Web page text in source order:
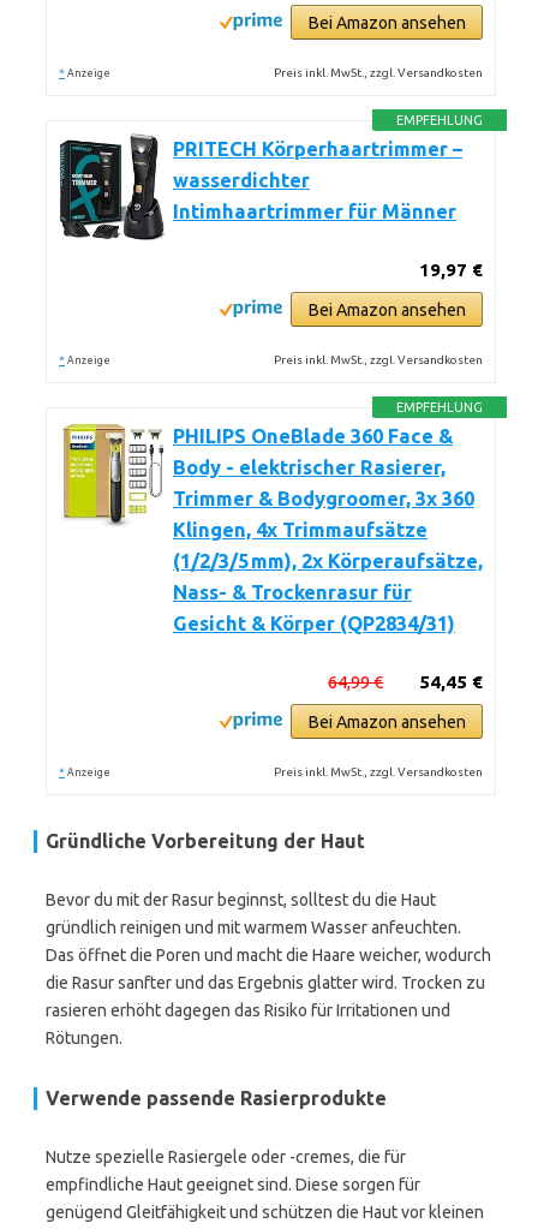
Bei Amazon ansehen
* Anzeige Preis inkl. MwSt., zzgl. Versandkosten
EMPFEHLUNG
PRITECH Körperhaartrimmer –
wasserdichter
Intimhaartrimmer für Männer
19,97 €
Bei Amazon ansehen
* Anzeige Preis inkl. MwSt., zzgl. Versandkosten
EMPFEHLUNG
PHILIPS OneBlade 360 Face &
Body - elektrischer Rasierer,
Trimmer & Bodygroomer, 3x 360
Klingen, 4x Trimmaufsätze
(1/2/3/5 mm), 2x Körperaufsätze,
Nass- & Trockenrasur für
Gesicht & Körper (QP2834/31)
54,45 €
64,99 €
Bei Amazon ansehen
* Anzeige Preis inkl. MwSt., zzgl. Versandkosten
Gründliche Vorbereitung der Haut
Bevor du mit der Rasur beginnst, solltest du die Haut
gründlich reinigen und mit warmem Wasser anfeuchten.
Das öffnet die Poren und macht die Haare weicher, wodurch
die Rasur sanfter und das Ergebnis glatter wird. Trocken zu
rasieren erhöht dagegen das Risiko für Irritationen und
Rötungen.
Verwende passende Rasierprodukte
Nutze spezielle Rasiergele oder -cremes, die für
empfindliche Haut geeignet sind. Diese sorgen für
genügend Gleitfähigkeit und schützen die Haut vor kleinen